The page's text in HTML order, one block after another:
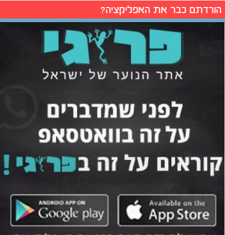
הורדתם כבר את האפליקציה?